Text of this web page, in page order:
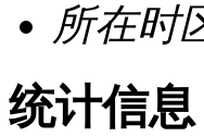
所在时
统计信息